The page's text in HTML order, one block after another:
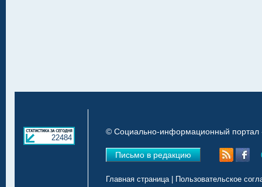
22484
© Социально-информационный портал
Письмо в редакцию
Главная страница| Пользовательское